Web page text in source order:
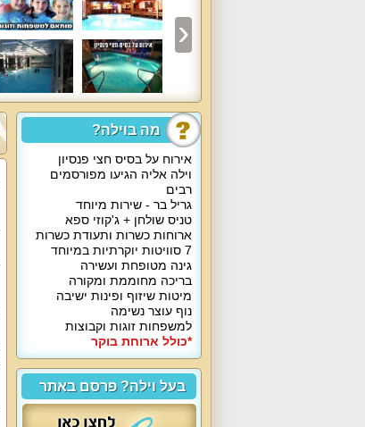
מה בוילה?
אירוח על בסיס חצי פנסיון
וילה אליה הגיעו מפורסמים
רבים
גריל בר - שירות מיוחד
טניס שולחן + ג'קוזי ספא
ארוחות כשרות ותעודת כשרות
7 סוויטות יוקרתיות במיוחד
גינה מטופחת ועשירה
בריכה מחוממת ומקורה
מיטות שיזוף ופינות ישיבה
נוף עוצר נשימה
למשפחות זוגות וקבוצות
*כולל ארוחת בוקר
בעל וילה? פרסם באתר